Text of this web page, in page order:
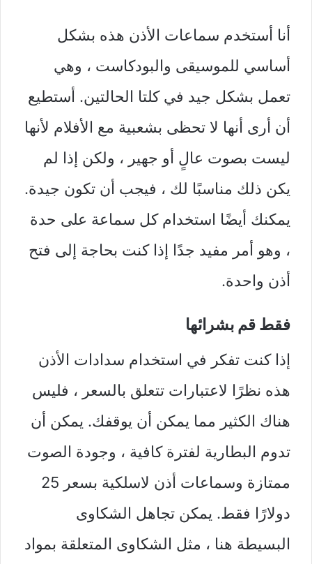
أنا أستخدم سماعات الأذن هذه بشكل
أساسي للموسيقى والبودكاست ، وهي
تعمل بشكل جيد في كلتا الحالتين. أستطيع
أن أرى أنها لا تحظى بشعبية مع الأفلام لأنها
ليست بصوت عالٍ أو جهير ، ولكن إذا لم
يكن ذلك مناسبًا لك ، فيجب أن تكون جيدة.
يمكنك أيضًا استخدام كل سماعة على حدة
، وهو أمر مفيد جدًا إذا كنت بحاجة إلى فتح
أذن واحدة.
فقط قم بشرائها
إذا كنت تفكر في استخدام سدادات الأذن
هذه نظرًا لاعتبارات تتعلق بالسعر ، فليس
هناك الكثير مما يمكن أن يوقفك. يمكن أن
تدوم البطارية لفترة كافية ، وجودة الصوت
ممتازة وسماعات أذن لاسلكية بسعر 25
دولارًا فقط. يمكن تجاهل الشكاوى
البسيطة هنا ، مثل الشكاوى المتعلقة بمواد